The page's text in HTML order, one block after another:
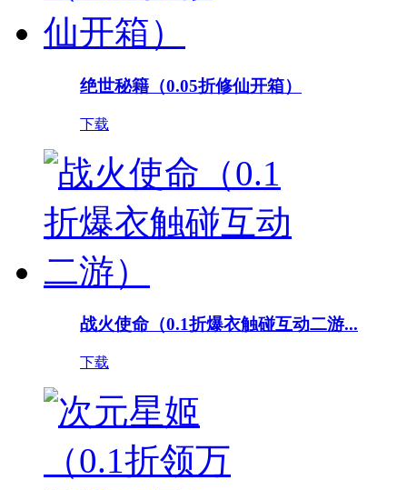
绝世秘籍（0.05折修仙开箱）
下载
战火使命（0.1折爆衣触碰互动二游...
下载